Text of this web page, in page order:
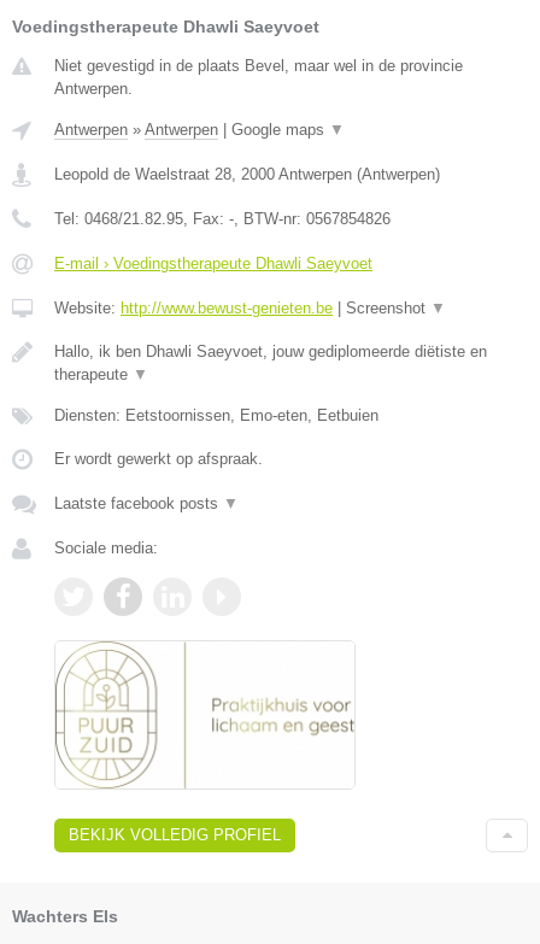
Voedingstherapeute Dhawli Saeyvoet
Niet gevestigd in de plaats Bevel, maar wel in de provincie
Antwerpen.
Antwerpen » Antwerpen | Google maps ▼
Leopold de Waelstraat 28 2000 Antwerpen (Antwerpen)
Tel: 0468/21.82.95 , Fax: - , BTW-nr: 0567854826
E-mail › Voedingstherapeute Dhawli Saeyvoet
Website: http://www.bewust-genieten.be | Screenshot ▼
Hallo, ik ben Dhawli Saeyvoet, jouw gediplomeerde diëtiste en
therapeute ▼
Diensten: Eetstoornissen, Emo-eten, Eetbuien
Er wordt gewerkt op afspraak.
Laatste facebook posts ▼
Sociale media:
BEKIJK VOLLEDIG PROFIEL
Wachters Els